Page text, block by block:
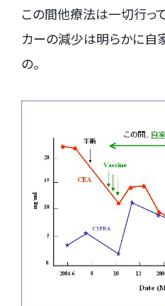
この間他療法は一切行っ
カーの減少は明らかに自
の。